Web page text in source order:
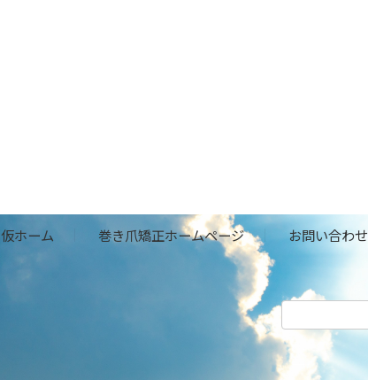
仮ホーム 巻き爪矯正ホームページ お問い合わせ